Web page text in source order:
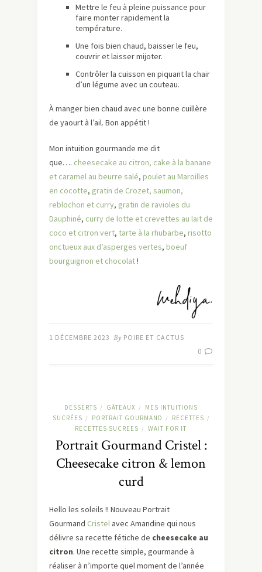
Mettre le feu à pleine puissance pour
faire monter rapidement la
température.
Une fois bien chaud, baisser le feu,
couvrir et laisser mijoter.
Contrôler la cuisson en piquant la chair
d’un légume avec un couteau.
À manger bien chaud avec une bonne cuillère
de yaourt à l’ail. Bon appétit !
Mon intuition gourmande me dit
que…. cheesecake au citron, cake à la banane
et caramel au beurre salé, poulet au Maroilles
en cocotte, gratin de Crozet, saumon,
reblochon et curry, gratin de ravioles du
Dauphiné, curry de lotte et crevettes au lait de
coco et citron vert, tarte à la rhubarbe, risotto
onctueux aux d’asperges vertes, boeuf
bourguignon et chocolat!
1 DÉCEMBRE 2023 By POIRE ET CACTUS
0
DESSERTS / GÂTEAUX /
MES INTUITIONS
SUCRÉES / PORTRAIT GOURMAND / RECETTES /
RECETTES SUCREES / WAIT FOR IT
Portrait Gourmand Cristel :
Cheesecake citron & lemon
curd
Hello les soleils !! Nouveau Portrait
Gourmand Cristel avec Amandine qui nous
délivre sa recette fétiche de cheesecake au
citron. Une recette simple, gourmande à
réaliser à n’importe quel moment de l’année